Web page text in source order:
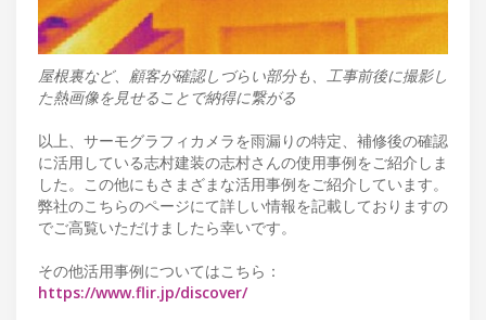
屋根裏など、顧客が確認しづらい部分も、工事前後に撮影し
た熱画像を見せることで納得に繋がる
以上、サーモグラフィカメラを雨漏りの特定、補修後の確認
に活用している志村建装の志村さんの使用事例をご紹介しま
した。この他にもさまざまな活用事例をご紹介しています。
弊社のこちらのページにて詳しい情報を記載しておりますの
でご高覧いただけましたら幸いです。
その他活用事例についてはこちら：
https://www.flir.jp/discover/